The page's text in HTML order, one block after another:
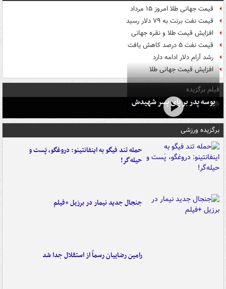
قیمت جهانی طلا امروز ۱۵ مرداد
قیمت نفت برنت به ۷۹ دلار رسید
افزایش قیمت طلا و نقره جهانی
قیمت نفت ۵ درصد کاهش یافت
رشد آرام دلار ادامه دارد
افزایش قیمت جهانی طلا
فیلم برگزیده
بوسه‌ پدر بر پای پسر شهیدش
برگزیده ورزشی
حمله تند فیگو به اینفانتینو: دروغگو، پَست‌ و
حیله‌گر!
جنجال جدید نیمار در برزیل +فیلم
رامین رضاییان رسماً از استقلال جدا شد